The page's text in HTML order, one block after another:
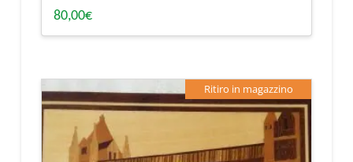
80,00€
Ritiro in magazzino